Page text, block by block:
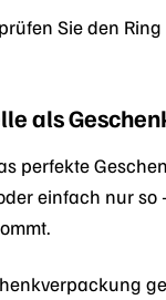
Sie den
als
perfekte
einfach nur